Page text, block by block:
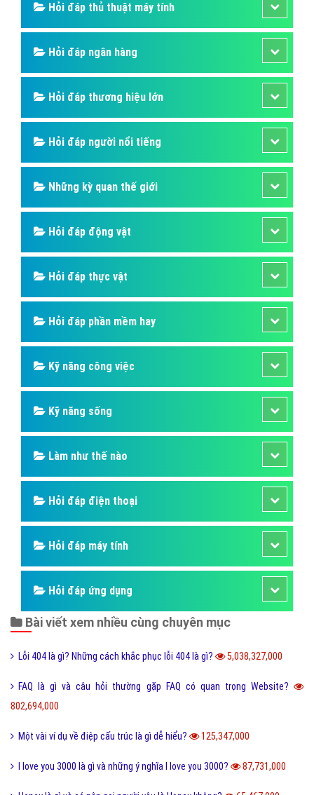
Hỏi đáp thủ thuật máy tính
Hỏi đáp ngân hàng
Hỏi đáp thương hiệu lớn
Hỏi đáp người nổi tiếng
Những kỳ quan thế giới
Hỏi đáp động vật
Hỏi đáp thực vật
Hỏi đáp phần mềm hay
Kỹ năng công việc
Kỹ năng sống
Làm như thế nào
Hỏi đáp điện thoại
Hỏi đáp máy tính
Hỏi đáp ứng dụng
Bài viết xem nhiều cùng chuyên mục
Lỗi 404 là gì? Những cách khắc phục lỗi 404 là gì? 5,038,327,000
FAQ là gì và câu hỏi thường gặp FAQ có quan trọng Website?
802,694,000
Một vài ví dụ về điệp cấu trúc là gì dễ hiểu? 125,347,000
I love you 3000 là gì và những ý nghĩa I love you 3000? 87,731,000